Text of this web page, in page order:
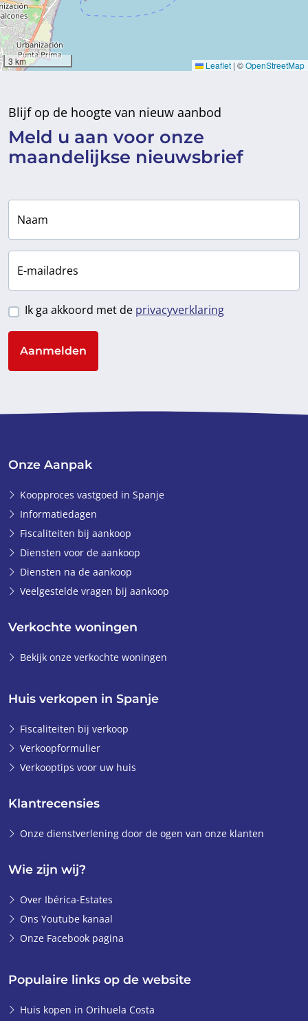
3 km Leaflet | ©OpenStreetMap
Blijf op de hoogte van nieuw aanbod
Meld u aan voor onze
maandelijkse nieuwsbrief
Naam
E-mailadres
Ik ga akkoord met de privacyverklaring
Aanmelden
Populaire links op de website
Huis kopen in Orihuela Costa
Onze Aanpak
Koopproces vastgoed in Spanje
Informatiedagen
Fiscaliteiten bij aankoop
Diensten voor de aankoop
Diensten na de aankoop
Veelgestelde vragen bij aankoop
Verkochte woningen
Bekijk onze verkochte woningen
Huis verkopen in Spanje
Fiscaliteiten bij verkoop
Verkoopformulier
Verkooptips voor uw huis
Klantrecensies
Onze dienstverlening door de ogen van onze klanten
Wie zijn wij?
Over Ibérica-Estates
Ons Youtube kanaal
Onze Facebook pagina